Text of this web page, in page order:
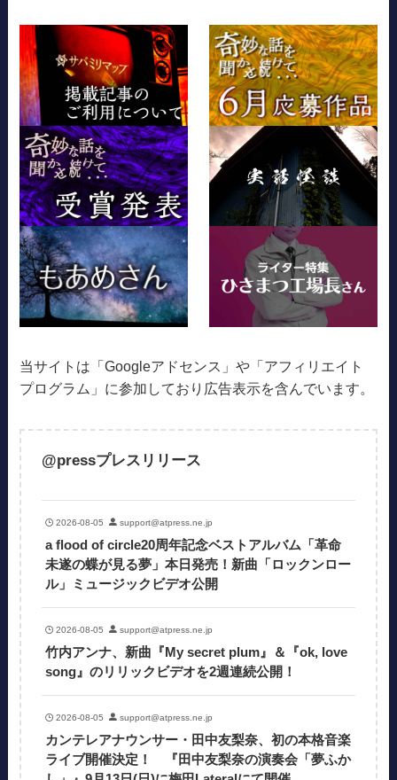
当サイトは「Googleアドセンス」や「アフィリエイト
プログラム」に参加しており広告表示を含んでいます。
@pressプレスリリース
2026-08-05 support@atpress.ne.jp
a flood of circle20周年記念ベストアルバム「革命
未遂の蝶が見る夢」本日発売！新曲「ロックンロー
ル」ミュージックビデオ公開
2026-08-05 support@atpress.ne.jp
竹内アンナ、新曲『My secret plum』＆『ok, love
song』のリリックビデオを2週連続公開！
2026-08-05 support@atpress.ne.jp
カンテレアナウンサー・田中友梨奈、初の本格音楽
ライブ開催決定！ 『田中友梨奈の演奏会「夢ふか